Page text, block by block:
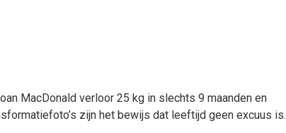
MacDonald verloor 25 kg in slechts 9 maanden en
zijn het bewijs dat leeftijd geen excuus is.